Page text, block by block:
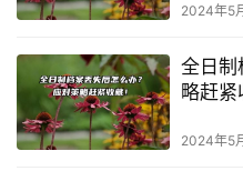
2024年5
全日制
略赶紧
2024年5